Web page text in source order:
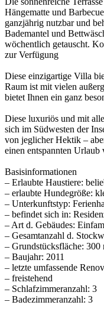
Hängematte und
ganzjährig nutzbar und
Bademantel und
wöchentlich getauscht.
zur Verfügung
Diese einzigartige Villa
Raum ist mit vielen
bietet Ihnen ein ganz
Diese luxuriös und mit
sich im Südwesten der
von jeglicher Hektik –
einen entspannten Urlaub
Basisinformationen
– Erlaubte Haustiere:
– erlaubte Hundegröße:
– Unterkunftstyp:
– befindet sich in:
– Art d. Gebäudes:
– Gesamtanzahl d.
– Grundstücksfläche: 300
– Baujahr: 2011
– letzte umfassende
– freistehend
– Schlafzimmeranzahl: 3
– Badezimmeranzahl: 3